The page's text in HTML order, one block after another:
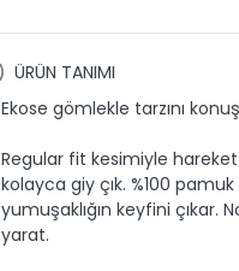
ÜRÜN TANIMI
Ekose gömlekle tarzını
Regular fit kesimiyle
kolayca giy çık. %100
yumuşaklığın keyfini çıkar.
yarat.